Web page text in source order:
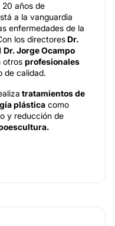
20 años de
a la vanguardia
enfermedades de la
los directoresDr.
Dr. Jorge Ocampo
otros profesionales
de calidad.
tratamientos de
plástica como
y reducción de